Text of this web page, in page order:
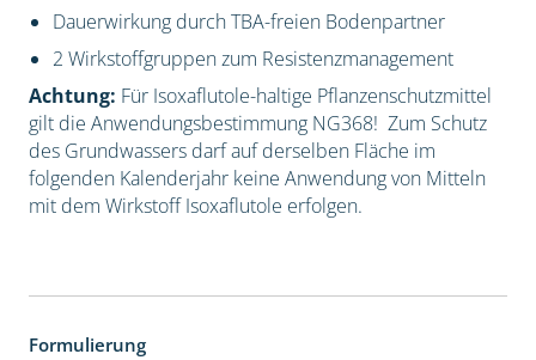
Dauerwirkung durch TBA-freien Bodenpartner
2 Wirkstoffgruppen zum Resistenzmanagement
Achtung: Für Isoxaflutole-haltige Pflanzenschutzmittel
gilt die Anwendungsbestimmung NG368! Zum Schutz
des Grundwassers darf auf derselben Fläche im
folgenden Kalenderjahr keine Anwendung von Mitteln
mit dem Wirkstoff Isoxaflutole erfolgen.
Formulierung